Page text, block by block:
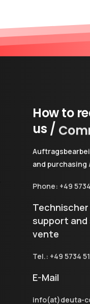
Howto
us /
and purchasing
Phone: +49
support
vente
Tel.: +49 5734
E-Mail
info(at)deuta-